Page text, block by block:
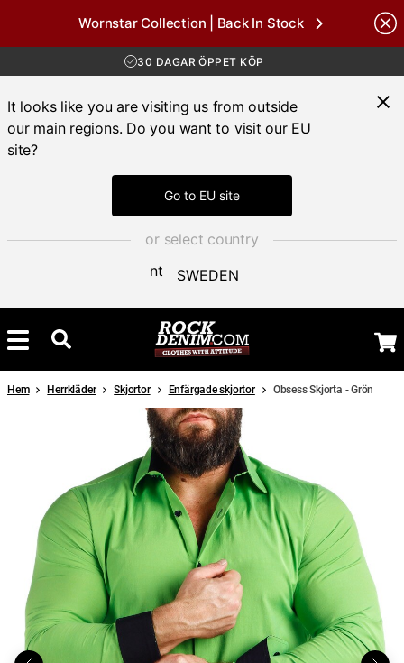
Wornstar Collection | Back In Stock
30 DAGAR ÖPPET KÖP
LEVERANS 1-3 DAGAR
FRI FRAKT ÖVER 1000 KR
It looks like you are visiting us from outside
our main regions. Do you want to visit our EU
site?
Go to EU site
or select country
SWEDEN
Hem Herrkläder Skjortor Enfärgade skjortor Obsess Skjorta - Grön